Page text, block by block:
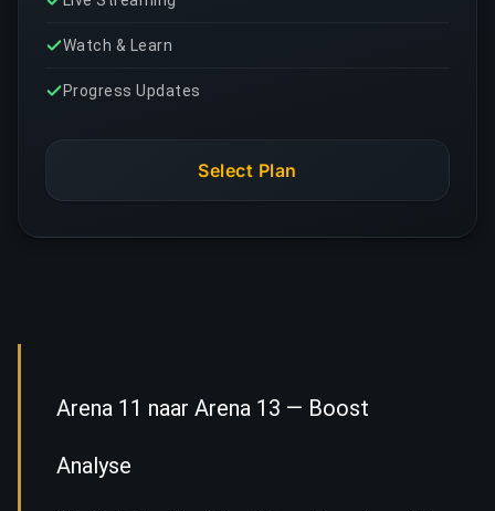
Watch & Learn
Progress Updates
Select Plan
Arena 11 naar Arena 13 — Boost
Analyse